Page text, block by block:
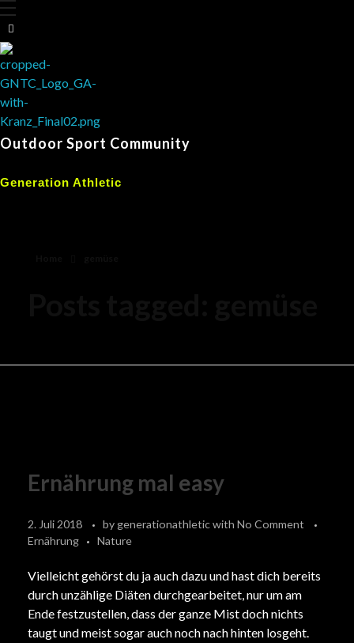
Outdoor Sport Community
Generation Athletic
Ernährung mal easy
2. Juli 2018 by generationathleticwith No Comment
Ernährung
Nature
Vielleicht gehörst du ja auch dazu und hast dich bereits
durch unzählige Diäten durchgearbeitet, nur um am
Ende festzustellen, dass der ganze Mist doch nichts
taugt und meist sogar auch nochnach hinten losgeht.